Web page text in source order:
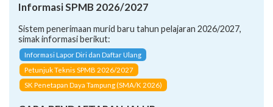
Informasi SPMB 2026/2027
Sistem penerimaan murid baru tahun pelajaran 2026/2027,
simak informasi berikut:
Informasi Lapor Diri dan Daftar Ulang
Petunjuk Teknis SPMB 2026/2027
SK Penetapan Daya Tampung (SMA/K 2026)